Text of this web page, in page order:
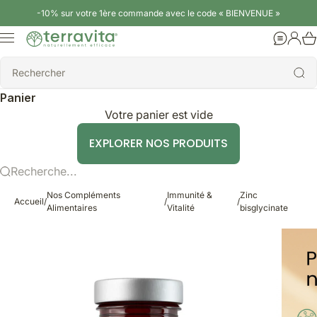
Passer au contenu
-10% sur votre 1ère commande avec le code « BIENVENUE »
Terravita
Rechercher
Rechercher
Menu Aide
Panier
Votre panier est vide
EXPLORER NOS PRODUITS
Recherche...
Accueil/
Nos Compléments
Alimentaires
/
Immunité &
Vitalité
/
Zinc
bisglycinate